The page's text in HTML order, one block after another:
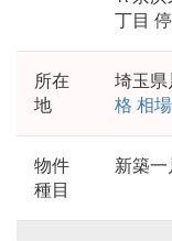
丁目
所在
地
埼玉
格 相場
物件
種目
新築一